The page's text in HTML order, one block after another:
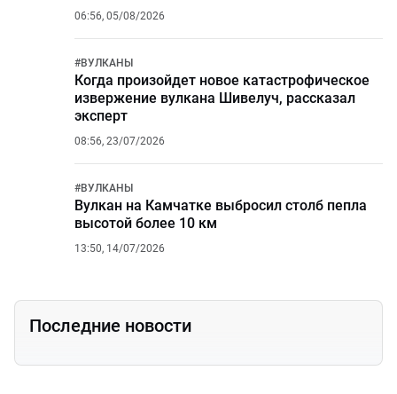
06:56, 05/08/2026
#ВУЛКАНЫ
Когда произойдет новое катастрофическое
извержение вулкана Шивелуч, рассказал
эксперт
08:56, 23/07/2026
#ВУЛКАНЫ
Вулкан на Камчатке выбросил столб пепла
высотой более 10 км
13:50, 14/07/2026
Последние новости